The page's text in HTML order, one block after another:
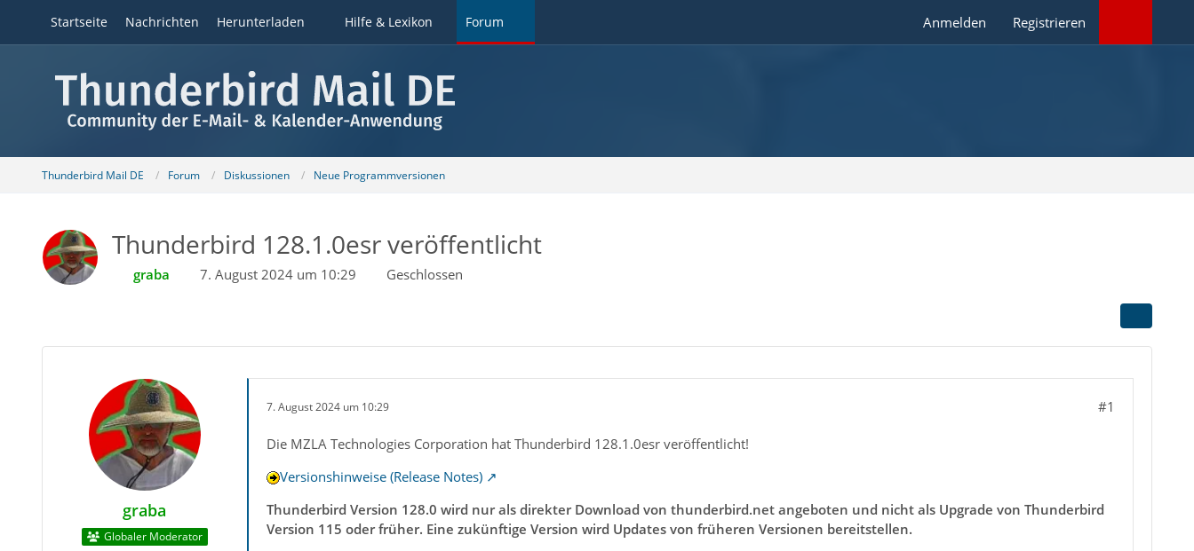
Startseite Nachrichten Herunterladen Hilfe & Lexikon Forum Anmelden Registrieren
Thunderbird Mail DE Forum Diskussionen Neue Programmversionen
Thunderbird 128.1.0esr veröffentlicht
graba 7. August 2024 um 10:29 Geschlossen
graba
Globaler Moderator
7. August 2024 um 10:29 #1
Die MZLA Technologies Corporation hat Thunderbird 128.1.0esr veröffentlicht!
Versionshinweise (Release Notes)
Thunderbird Version 128.0 wird nur als direkter Download von thunderbird.net angeboten und nicht als Upgrade von Thunderbird
Version 115 oder früher. Eine zukünftige Version wird Updates von früheren Versionen bereitstellen.